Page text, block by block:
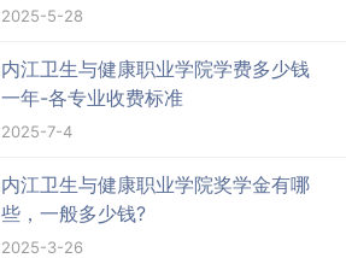
2025-5-28
内江卫生与健康职业学院学费多少钱
一年-各专业收费标准
2025-7-4
内江卫生与健康职业学院奖学金有哪
些，一般多少钱?
2025-3-26